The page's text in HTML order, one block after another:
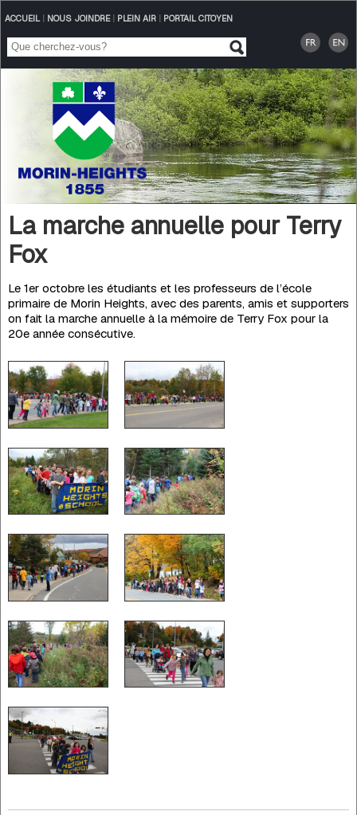
ACCUEIL| NOUS JOINDRE| PLEIN AIR| PORTAIL CITOYEN
La marche annuelle pour Terry
Fox
Le 1er octobre les étudiants et les professeurs de l’école
primaire de Morin Heights, avec des parents, amis et supporters
on fait la marche annuelle à la mémoire de Terry Fox pour la
20e année consécutive.